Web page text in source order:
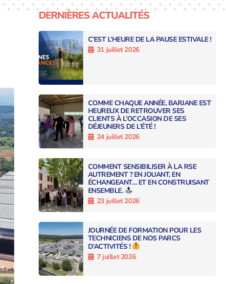
DERNIÈRES ACTUALITÉS
C’EST L’HEURE DE LA PAUSE ESTIVALE !
31 juillet 2026
COMME CHAQUE ANNÉE, BARJANE EST
HEUREUX DE RETROUVER SES
CLIENTS À L’OCCASION DE SES
DÉJEUNERS DE L’ÉTÉ !
24 juillet 2026
COMMENT SENSIBILISER À LA RSE
AUTREMENT ? EN JOUANT, EN
ÉCHANGEANT… ET EN CONSTRUISANT
ENSEMBLE.
23 juillet 2026
JOURNÉE DE FORMATION POUR LES
TECHNICIENS DE NOS PARCS
D’ACTIVITÉS !
7 juillet 2026